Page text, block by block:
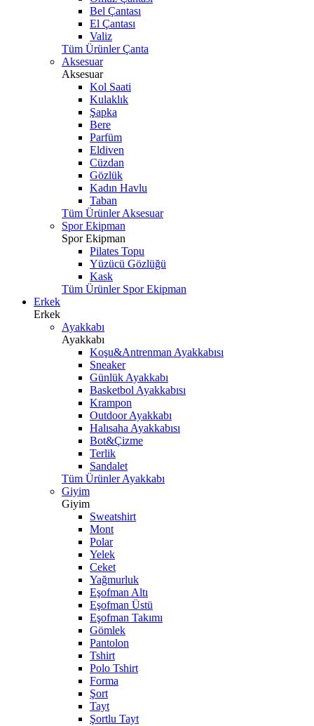
Bel Çantası
El Çantası
Valiz
Tüm Ürünler Çanta
Aksesuar
Aksesuar
Kol Saati
Kulaklık
Şapka
Bere
Parfüm
Eldiven
Cüzdan
Gözlük
Kadın Havlu
Taban
Tüm Ürünler Aksesuar
Spor Ekipman
Spor Ekipman
Pilates Topu
Yüzücü Gözlüğü
Kask
Tüm Ürünler Spor Ekipman
Erkek
Erkek
Ayakkabı
Ayakkabı
Koşu&Antrenman Ayakkabısı
Sneaker
Günlük Ayakkabı
Basketbol Ayakkabısı
Krampon
Outdoor Ayakkabı
Halısaha Ayakkabısı
Bot&Çizme
Terlik
Sandalet
Tüm Ürünler Ayakkabı
Giyim
Giyim
Sweatshirt
Mont
Polar
Yelek
Ceket
Yağmurluk
Eşofman Altı
Eşofman Üstü
Eşofman Takımı
Gömlek
Pantolon
Tshirt
Polo Tshirt
Forma
Şort
Tayt
Şortlu Tayt